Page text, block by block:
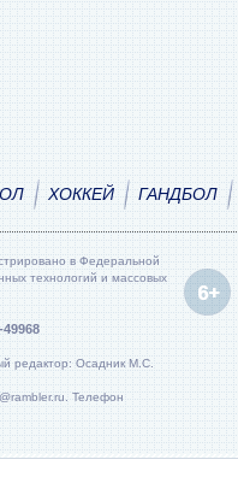
ХОККЕЙ ГАНДБОЛ
в Федеральной
технологий и массовых
редактор: Осадник М.С.
Телефон